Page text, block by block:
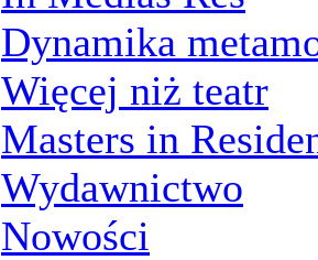
Dynamika
Więcej niż teatr
Masters in
Wydawnictwo
Nowości